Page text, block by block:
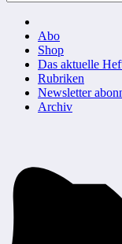
Abo
Shop
Das aktuelle
Rubriken
Newsletter
Archiv